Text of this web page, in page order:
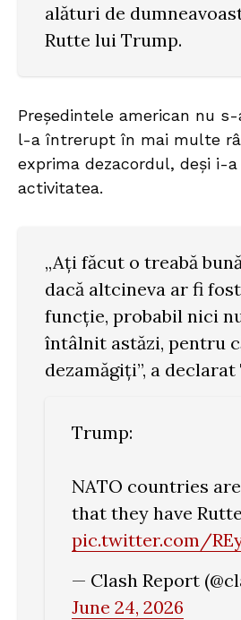
alături de
Rutte lui Trump.
Președintele american nu
l-a întrerupt în mai multe
exprima dezacordul, deși i-
activitatea.
„Ați făcut o treabă
dacă altcineva ar fi
funcție, probabil nici
întâlnit astăzi, pentru
dezamăgiți”, a
Trump:
NATO countries
that they have
pic.twitter.com/
— Clash Report
June 24, 2026